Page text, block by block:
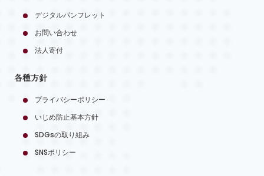
デジタルパンフレット
お問い合わせ
法人寄付
各種方針
プライバシーポリシー
いじめ防止基本方針
SDGsの取り組み
SNSポリシー